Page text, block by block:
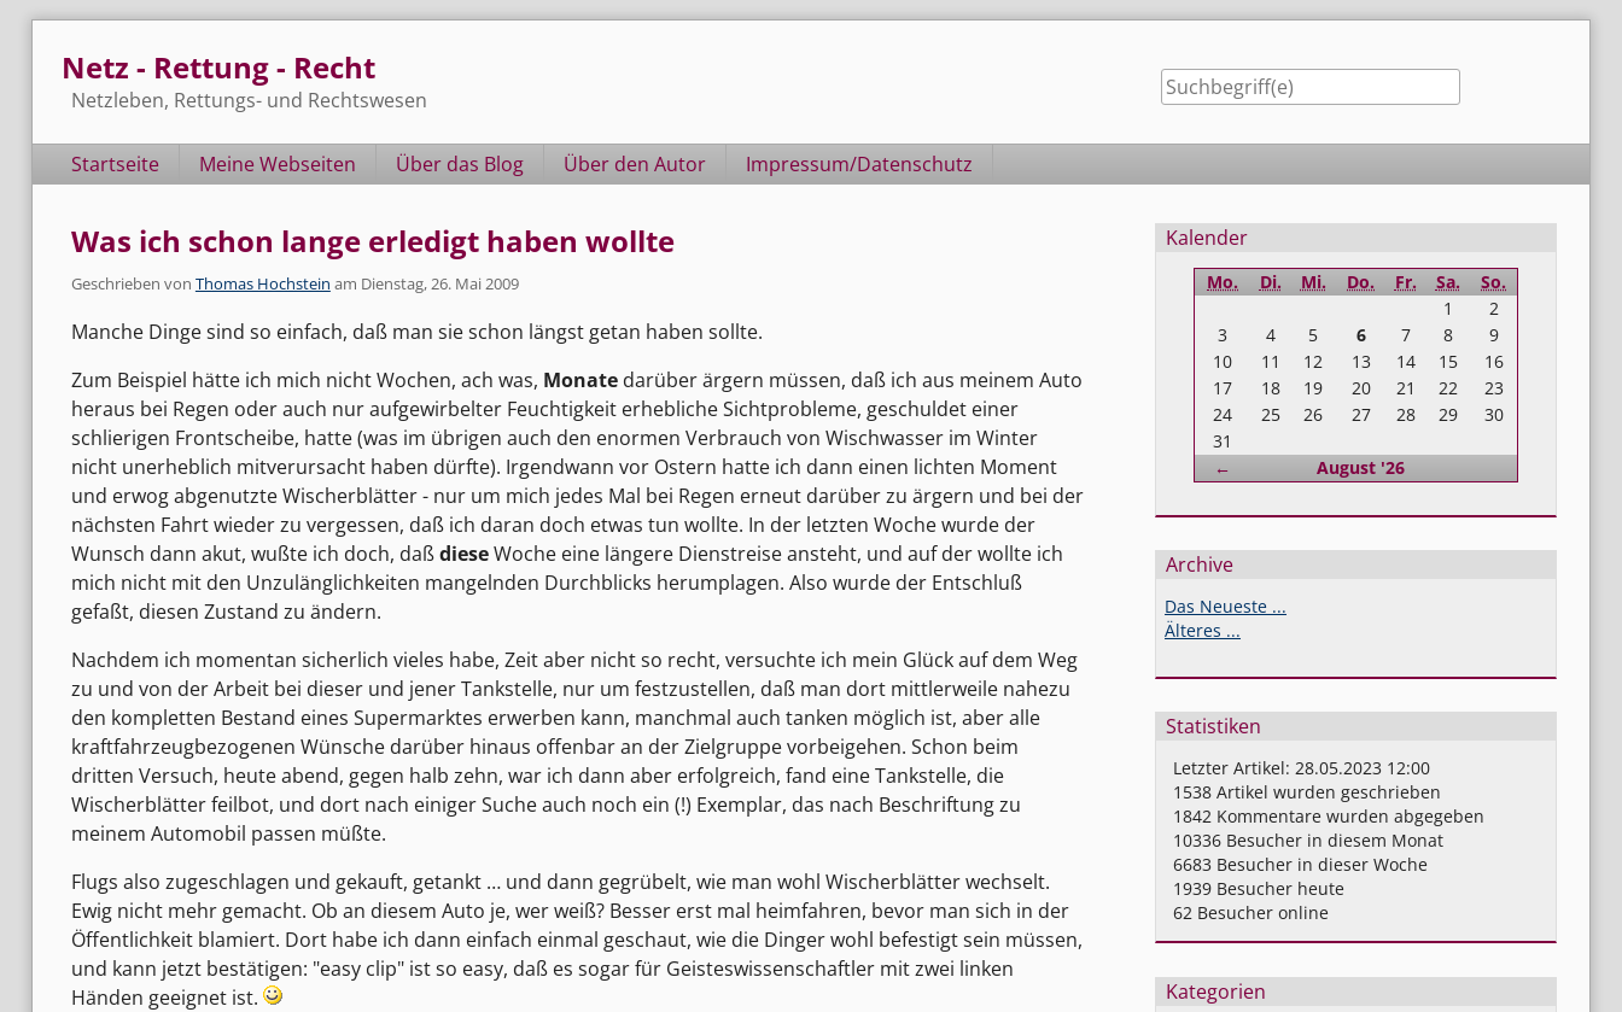
Netz - Rettung - Recht
Netzleben, Rettungs- und Rechtswesen
Navigation
Startseite Meine Webseiten Über das Blog Über den Autor Impressum/Datenschutz
Was ich schon lange erledigt haben wollte
Geschrieben von Thomas Hochstein am Dienstag, 26. Mai 2009
Manche Dinge sind so einfach, daß man sie schon längst getan haben sollte.
Zum Beispiel hätte ich mich nicht Wochen, ach was, Monatedarüber ärgern müssen, daß ich aus meinem Auto
heraus bei Regen oder auch nur aufgewirbelter Feuchtigkeit erhebliche Sichtprobleme, geschuldet einer
schlierigen Frontscheibe, hatte (was im übrigen auch den enormen Verbrauch von Wischwasser im Winter
nicht unerheblich mitverursacht haben dürfte). Irgendwann vor Ostern hatte ich dann einen lichten Moment
und erwog abgenutzte Wischerblätter - nur um mich jedes Mal bei Regen erneut darüber zu ärgern und bei der
nächsten Fahrt wieder zu vergessen, daß ich daran doch etwas tun wollte. In der letzten Woche wurde der
Wunsch dann akut, wußte ich doch, daßdieseWoche eine längere Dienstreise ansteht, und auf der wollte ich
mich nicht mit den Unzulänglichkeiten mangelnden Durchblicks herumplagen. Also wurde der Entschluß
gefaßt, diesen Zustand zu ändern.
Nachdem ich momentan sicherlich vieles habe, Zeit aber nicht so recht, versuchte ich mein Glück auf dem Weg
zu und von der Arbeit bei dieser und jener Tankstelle, nur um festzustellen, daß man dort mittlerweile nahezu
den kompletten Bestand eines Supermarktes erwerben kann, manchmal auch tanken möglich ist, aber alle
kraftfahrzeugbezogenen Wünsche darüber hinaus offenbar an der Zielgruppe vorbeigehen. Schon beim
dritten Versuch, heute abend, gegen halb zehn, war ich dann aber erfolgreich, fand eine Tankstelle, die
Wischerblätter feilbot, und dort nach einiger Suche auch noch ein (!) Exemplar, das nach Beschriftung zu
meinem Automobil passen müßte.
Flugs also zugeschlagen und gekauft, getankt … und dann gegrübelt, wie man wohl Wischerblätter wechselt.
Ewig nicht mehr gemacht. Ob an diesem Auto je, wer weiß? Besser erst mal heimfahren, bevor man sich in der
Öffentlichkeit blamiert. Dort habe ich dann einfach einmal geschaut, wie die Dinger wohl befestigt sein müssen,
und kann jetzt bestätigen: "easy clip" ist so easy, daß es sogar für Geisteswissenschaftler mit zwei linken
Händen geeignet ist.
Seitenleiste
Kalender
Mo. Di. Mi. Do. Fr. Sa. So.
← August '26
1
2
3
4 5 6 7 8
9
10
11 12 13 14 15
16
17
18 19 20 21 22
23
24
25 26 27 28 29
30
31
Archive
Das Neueste ...
Älteres ...
Statistiken
Letzter Artikel: 28.05.2023 12:00
1538Artikel wurden geschrieben
1842Kommentare wurden abgegeben
10336Besucher in diesem Monat
6683 Besucher in dieser Woche
1939Besucher heute
62Besucher online
Kategorien